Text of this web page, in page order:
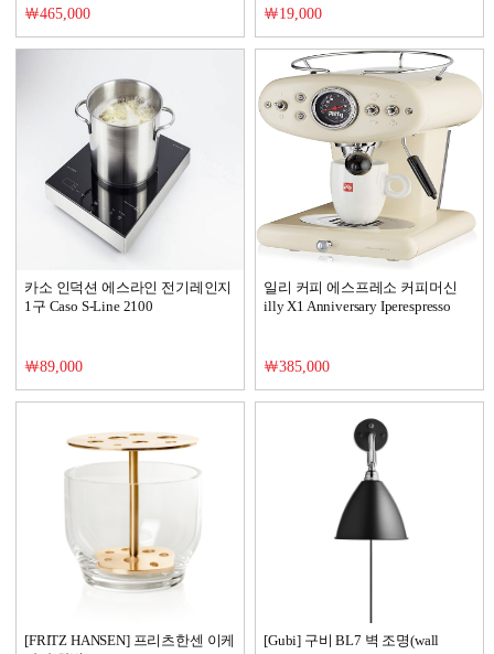
￦465,000
￦19,000
카소 인덕션 에스라인 전기레인지
1구 Caso S-Line 2100
￦89,000
일리 커피 에스프레소 커피머신
illy X1 Anniversary Iperespresso
￦385,000
[FRITZ HANSEN] 프리츠한센 이케
[Gubi] 구비 BL7 벽 조명(wall